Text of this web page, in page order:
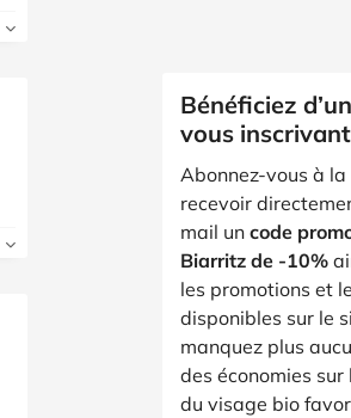
Bénéficiez
vous
Abonnez-vous à la
recevoir
mail un code
Biarritz de -10%
les promotions et
disponibles sur le
manquez plus
des économies
du visage bio